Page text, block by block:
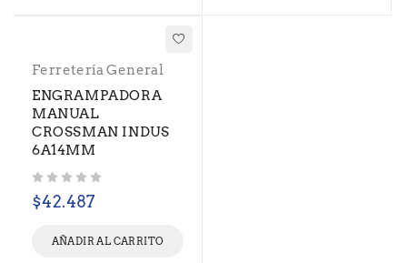
Ferretería General
ENGRAMPADORA
MANUAL
CROSSMAN INDUS
6A14MM
$42.487
AÑADIR AL CARRITO